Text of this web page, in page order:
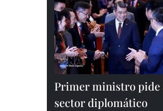
Primer ministro pide
sector diplomático